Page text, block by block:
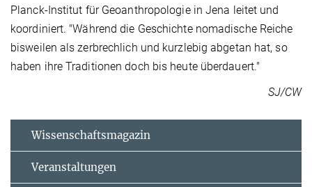
Planck-Institut für Geoanthropologie in Jena leitet und
koordiniert. "Während die Geschichte nomadische Reiche
bisweilen als zerbrechlich und kurzlebig abgetan hat, so
haben ihre Traditionen doch bis heute überdauert."
SJ/CW
Wissenschaftsmagazin
Veranstaltungen